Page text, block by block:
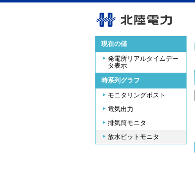
現在の値
発電所リアルタイムデー
タ表示
時系列グラフ
モニタリングポスト
電気出力
排気筒モニタ
放水ピットモニタ